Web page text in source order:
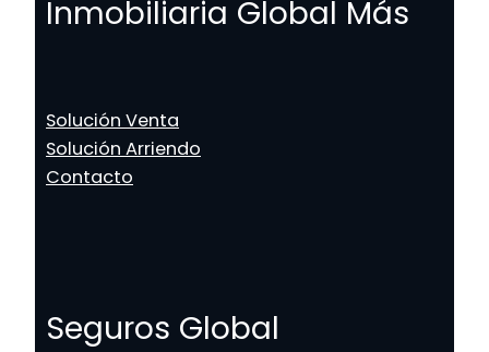
Inmobiliaria Global Más
Solución Venta
Solución Arriendo
Contacto
Seguros Global